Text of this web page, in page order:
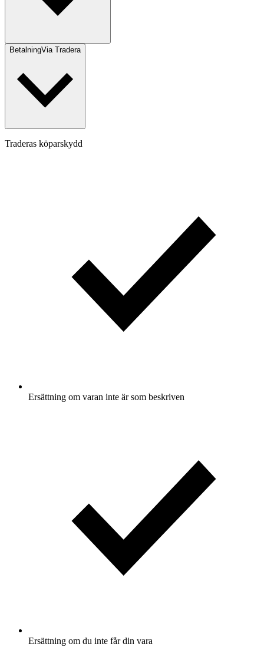
BetalningVia Tradera
Traderas köparskydd
Ersättning om varan inte är som beskriven
Ersättning om du inte får din vara